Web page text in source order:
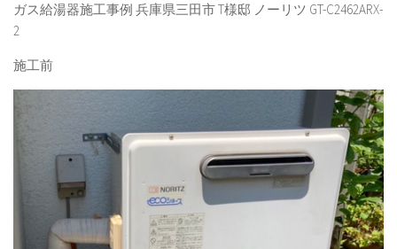
ガス給湯器施工事例 兵庫県三田市 T様邸 ノーリツ GT-C2462ARX-
2
施工前